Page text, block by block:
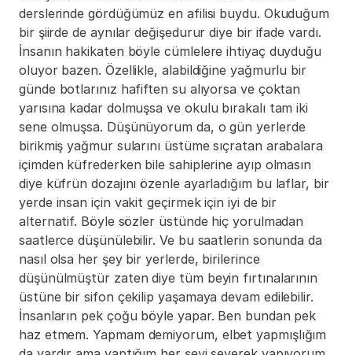
derslerinde gördüğümüz en afilisi buydu. Okuduğum
bir şiirde de aynılar değişedurur diye bir ifade vardı.
İnsanın hakikaten böyle cümlelere ihtiyaç duyduğu
oluyor bazen. Özellikle, alabildiğine yağmurlu bir
günde botlarınız hafiften su alıyorsa ve çoktan
yarısına kadar dolmuşsa ve okulu bırakalı tam iki
sene olmuşsa. Düşünüyorum da, o gün yerlerde
birikmiş yağmur sularını üstüme sıçratan arabalara
içimden küfrederken bile sahiplerine ayıp olmasın
diye küfrün dozajını özenle ayarladığım bu laflar, bir
yerde insan için vakit geçirmek için iyi de bir
alternatif. Böyle sözler üstünde hiç yorulmadan
saatlerce düşünülebilir. Ve bu saatlerin sonunda da
nasıl olsa her şey bir yerlerde, birilerince
düşünülmüştür zaten diye tüm beyin fırtınalarının
üstüne bir sifon çekilip yaşamaya devam edilebilir.
İnsanların pek çoğu böyle yapar. Ben bundan pek
haz etmem. Yapmam demiyorum, elbet yapmışlığım